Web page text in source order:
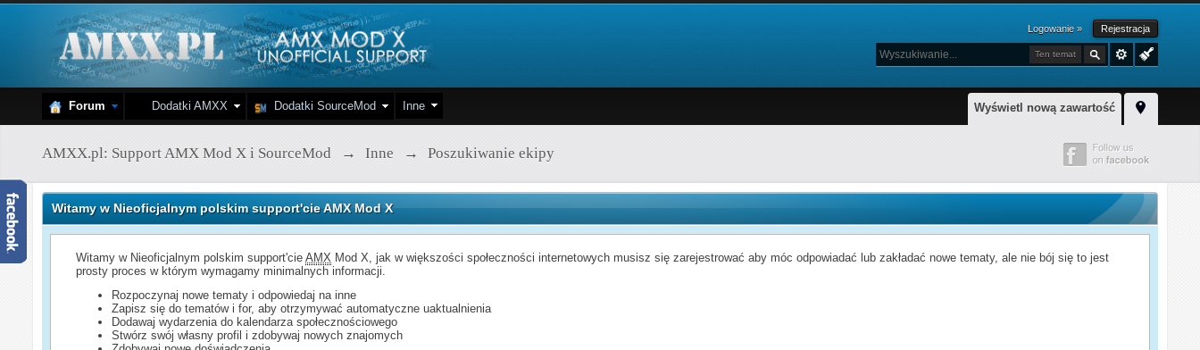
Logowanie » Rejestracja
Ten temat
Wyświetl nową zawartość
Forum Dodatki AMXX Dodatki SourceMod Inne
AMXX.pl: Support AMX Mod X i SourceMod → Inne → Poszukiwanie ekipy
Witamy w Nieoficjalnym polskim support'cie AMX Mod X
Witamy w Nieoficjalnym polskim support'cieAMX Mod X, jak w większości społeczności internetowych musisz się zarejestrować aby móc odpowiadać lub zakładać nowe tematy, ale nie bój się to jest
prosty proces w którym wymagamy minimalnych informacji.
Rozpoczynaj nowe tematy i odpowiedaj na inne
Zapisz się do tematów i for, aby otrzymywać automatyczne uaktualnienia
Dodawaj wydarzenia do kalendarza społecznościowego
Stwórz swój własny profil i zdobywaj nowych znajomych